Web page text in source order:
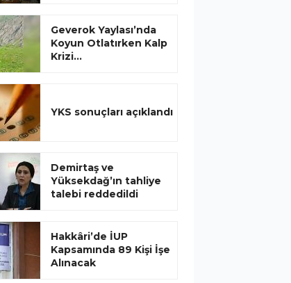
Geverok Yaylası’nda
Koyun Otlatırken Kalp
Krizi...
YKS sonuçları açıklandı
Demirtaş ve
Yüksekdağ’ın tahliye
talebi reddedildi
Hakkâri’de İUP
Kapsamında 89 Kişi İşe
Alınacak